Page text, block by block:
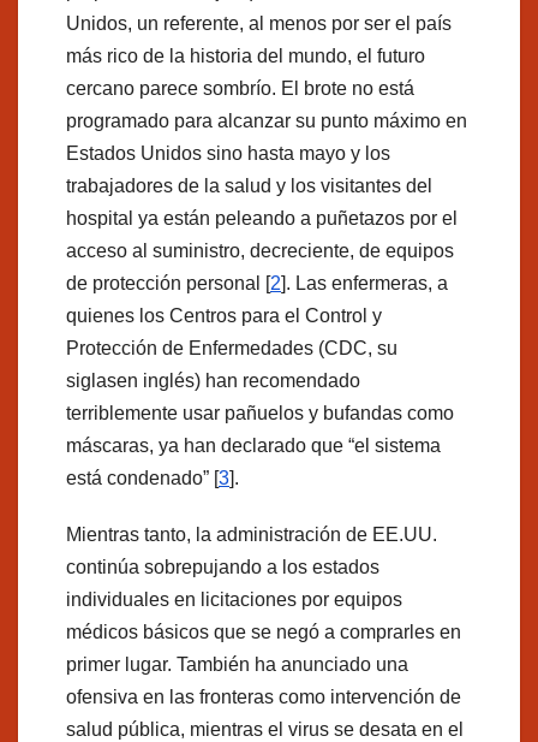
Unidos, un referente, al menos por ser el país
más rico de la historia del mundo, el futuro
cercano parece sombrío. El brote no está
programado para alcanzar su punto máximo en
Estados Unidos sino hasta mayo y los
trabajadores de la salud y los visitantes del
hospital ya están peleando a puñetazos por el
acceso al suministro, decreciente, de equipos
de protección personal [2]. Las enfermeras, a
quienes los Centros para el Control y
Protección de Enfermedades (CDC, su
siglasen inglés) han recomendado
terriblemente usar pañuelos y bufandas como
máscaras, ya han declarado que “el sistema
está condenado” [3].
Mientras tanto, la administración de EE.UU.
continúa sobrepujando a los estados
individuales en licitaciones por equipos
médicos básicos que se negó a comprarles en
primer lugar. También ha anunciado una
ofensiva en las fronteras como intervención de
salud pública, mientras el virus se desata en el